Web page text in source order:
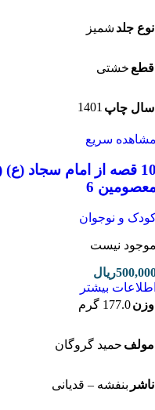
جلدشمیز
خشتی
چاپ1401
سریع
10 قصه از امام سجاد (ع) (
6
و نوجوان
نیست
ریال
بیشتر
177.0 گرم
حمید گروگان
بنفشه – قدیانی